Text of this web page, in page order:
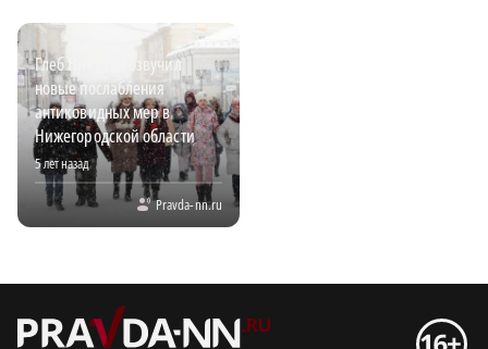
Глеб Никитин озвучил
новые послабления
антиковидных мер в
Нижегородской области
5 лет назад
Pravda-nn.ru